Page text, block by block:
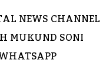
NEWS CHANNEL
MUKUND SONI